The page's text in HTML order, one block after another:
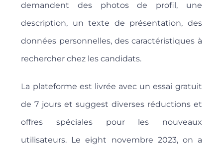
demandent des photos de profil, une
description, un texte de présentation, des
données personnelles, des caractéristiques à
rechercher chez les candidats.
La plateforme est livrée avec un essai gratuit
de 7 jours et suggest diverses réductions et
offres spéciales pour les nouveaux
utilisateurs. Le eight novembre 2023, on a